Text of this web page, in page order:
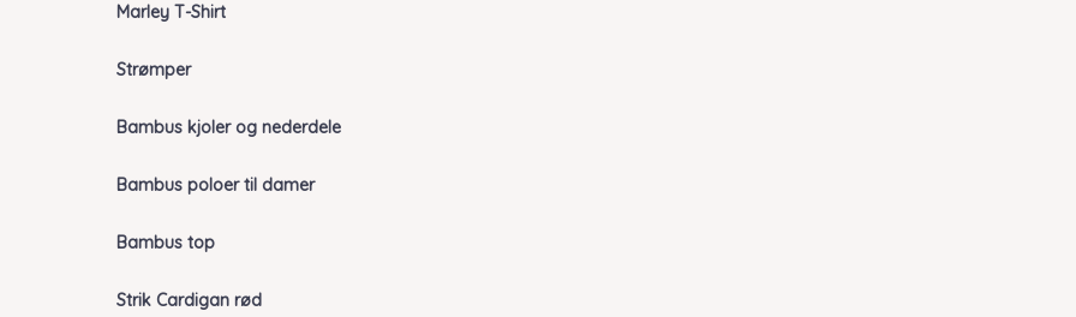
Marley T-Shirt
Strømper
Bambus kjoler og nederdele
Bambus poloer til damer
Bambus top
Strik Cardigan rød